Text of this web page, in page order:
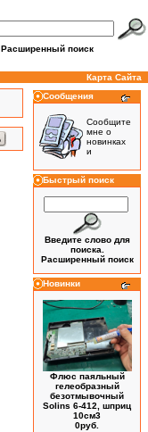
Расширенный поиск
Карта Сайта
Сообщения
Сообщите
мне о
новинках
и
Быстрый поиск
Введите слово для
поиска.
Расширенный поиск
Новинки
Флюс паяльный
гелеобразный
безотмывочный
Solins 6-412, шприц
10см3
0руб.